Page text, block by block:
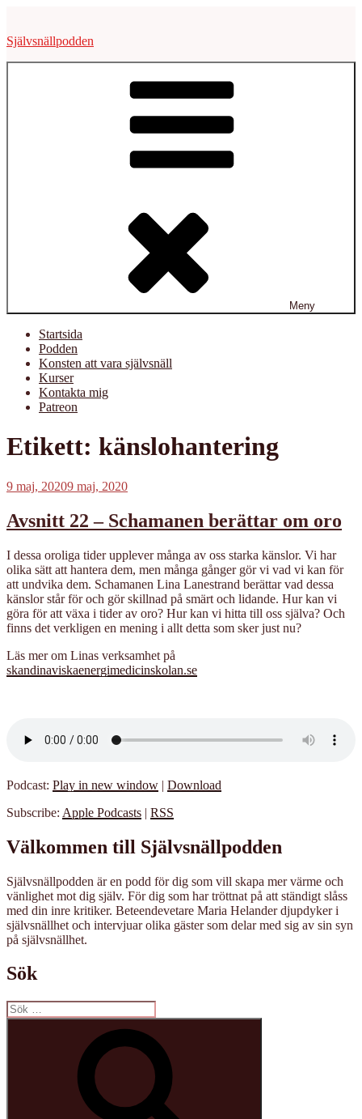
innehåll
Självsnällpodden
Meny
Startsida
Podden
Konsten att vara självsnäll
Kurser
Kontakta mig
Patreon
Etikett: känslohantering
Publicerat
9 maj, 20209 maj, 2020
Avsnitt 22 – Schamanen berättar om oro
I dessa oroliga tider upplever många av oss starka känslor. Vi har
olika sätt att hantera dem, men många gånger gör vi vad vi kan för
att undvika dem. Schamanen Lina Lanestrand berättar vad dessa
känslor står för och gör skillnad på smärt och lidande. Hur kan vi
göra för att växa i tider av oro? Hur kan vi hitta till oss själva? Och
finns det verkligen en mening i allt detta som sker just nu?
Läs mer om Linas verksamhet på
skandinaviskaenergimedicinskolan.se
Podcast: Play in new window | Download
Subscribe: Apple Podcasts | RSS
Välkommen till Självsnällpodden
Självsnällpodden är en podd för dig som vill skapa mer värme och
vänlighet mot dig själv. För dig som har tröttnat på att ständigt slåss
med din inre kritiker. Beteendevetare Maria Helander djupdyker i
självsnällhet och intervjuar olika gäster som delar med sig av sin syn
på självsnällhet.
Sök
Sök
efter: